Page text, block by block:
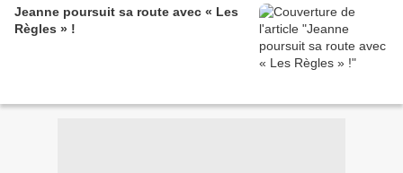
Jeanne poursuit sa route avec « Les
Règles » !